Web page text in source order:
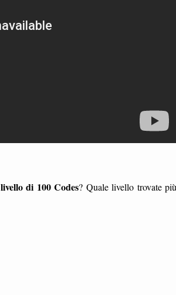
livello di 100 Codes? Quale livello trovate più